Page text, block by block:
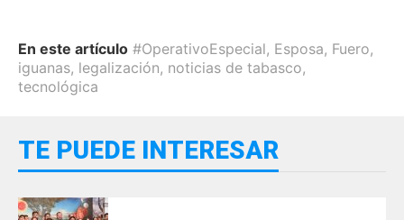
En este artículo #OperativoEspecial, Esposa, Fuero,
iguanas, legalización, noticias de tabasco,
tecnológica
TE PUEDE INTERESAR